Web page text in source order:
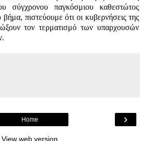
σύγχρονου παγκόσμιου καθεστώτος
πιστεύουμε ότι οι κυβερνήσεις της
τον τερματισμό των υπαρχουσών
›
Home
View web version